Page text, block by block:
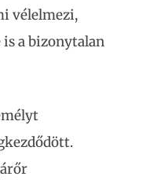
vélelmezi,
a bizonytalan